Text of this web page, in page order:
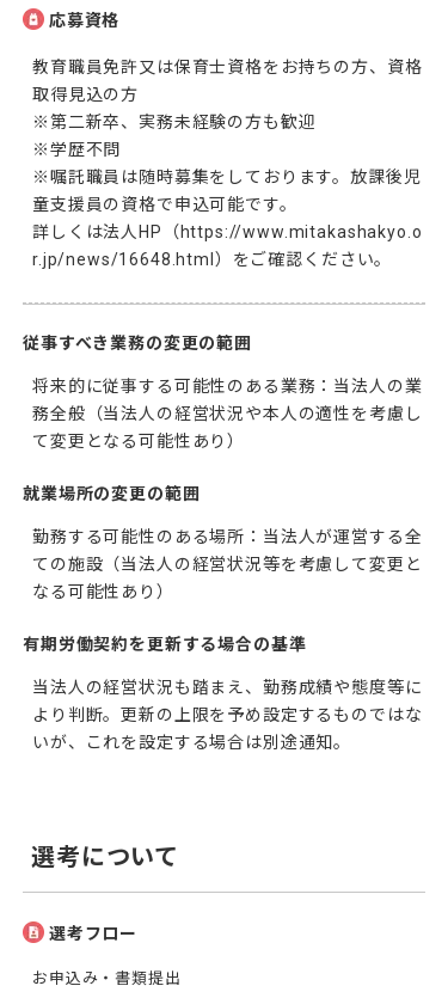
応募資格
教育職員免許又は保育士資格をお持ちの方、資格
取得見込の方
※第二新卒、実務未経験の方も歓迎
※学歴不問
※嘱託職員は随時募集をしております。放課後児
童支援員の資格で申込可能です。
詳しくは法人HP（https://www.mitakashakyo.o
r.jp/news/16648.html）をご確認ください。
従事すべき業務の変更の範囲
将来的に従事する可能性のある業務：当法人の業
務全般（当法人の経営状況や本人の適性を考慮し
て変更となる可能性あり）
就業場所の変更の範囲
勤務する可能性のある場所：当法人が運営する全
ての施設（当法人の経営状況等を考慮して変更と
なる可能性あり）
有期労働契約を更新する場合の基準
当法人の経営状況も踏まえ、勤務成績や態度等に
より判断。更新の上限を予め設定するものではな
いが、これを設定する場合は別途通知。
選考について
選考フロー
お申込み・書類提出